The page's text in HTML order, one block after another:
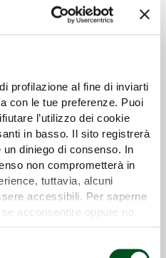
profilazione al fine di inviarti
con le tue preferenze. Puoi
l’utilizzo dei cookie
in basso. Il sito registrerà
diniego di consenso. In
non comprometterà in
tuttavia, alcuni
accessibili. Per saperne
acconsentire oppure no